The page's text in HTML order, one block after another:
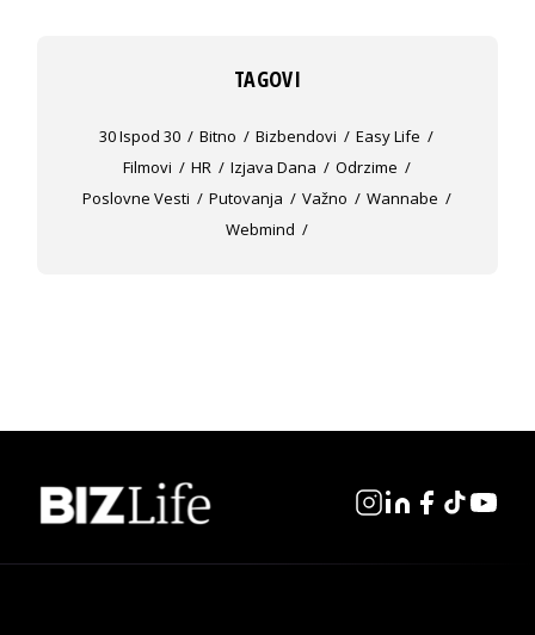
TAGOVI
30 Ispod 30 Bitno Bizbendovi
Easy Life
Filmovi
HR Izjava Dana
Odrzime
Poslovne Vesti
Putovanja Važno
Wannabe
Webmind